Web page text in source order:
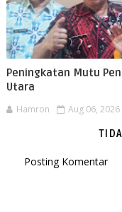
Peningkatan Mutu
Utara
Hamron Aug 06, 2026
Posting Komentar